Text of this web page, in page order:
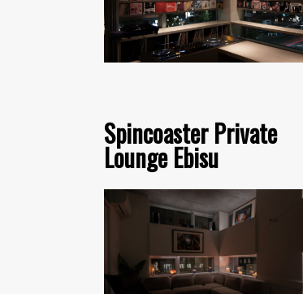
Spincoaster Private
Lounge Ebisu